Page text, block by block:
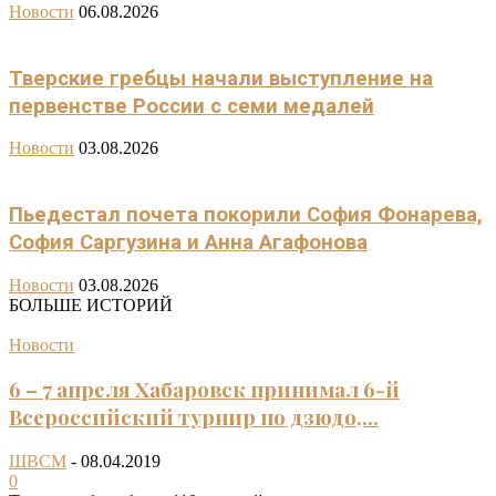
Новости 06.08.2026
Тверские гребцы начали выступление на
первенстве России с семи медалей
Новости 03.08.2026
Пьедестал почета покорили София Фонарева,
София Саргузина и Анна Агафонова
Новости 03.08.2026
БОЛЬШЕ ИСТОРИЙ
Новости
6 – 7 апреля Хабаровск принимал 6-й
Всероссийский турнир по дзюдо,...
ШВСМ - 08.04.2019
0